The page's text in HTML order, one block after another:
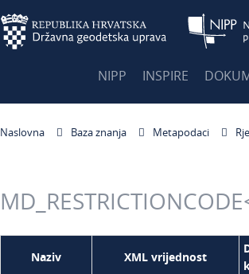
NIPP INSPIRE
Naslovna Baza znanja Metapodaci
Naziv XML vrijednost